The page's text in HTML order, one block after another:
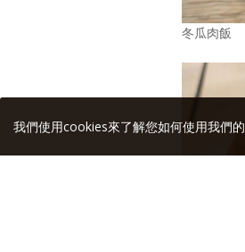
冬瓜肉飯
我們使用cookies來了解您如何使用我們